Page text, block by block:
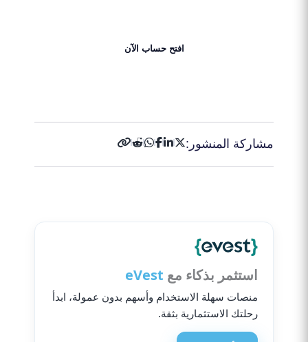
افتح حساب الآن
مشاركة المنشور:
استثمر بذكاء مع eVest
منصات سهلة الاستخدام وأسهم بدون عمولة، ابدأ
رحلتك الاستثمارية بثقة.